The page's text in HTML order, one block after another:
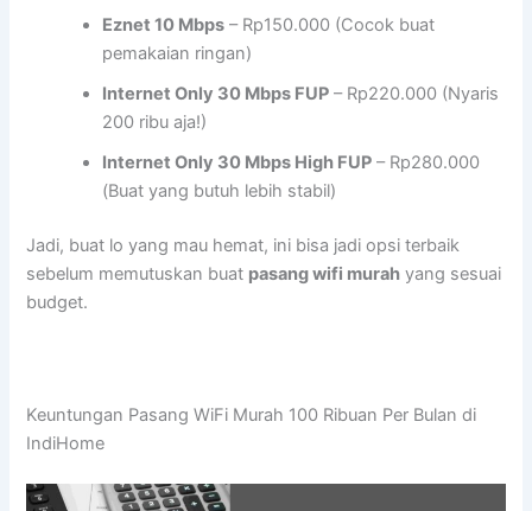
Eznet 10 Mbps – Rp150.000 (Cocok buat
pemakaian ringan)
Internet Only 30 Mbps FUP – Rp220.000 (Nyaris
200 ribu aja!)
Internet Only 30 Mbps High FUP – Rp280.000
(Buat yang butuh lebih stabil)
Jadi, buat lo yang mau hemat, ini bisa jadi opsi terbaik
sebelum memutuskan buat pasang wifi murah yang sesuai
budget.
Keuntungan Pasang WiFi Murah 100 Ribuan Per Bulan di
IndiHome